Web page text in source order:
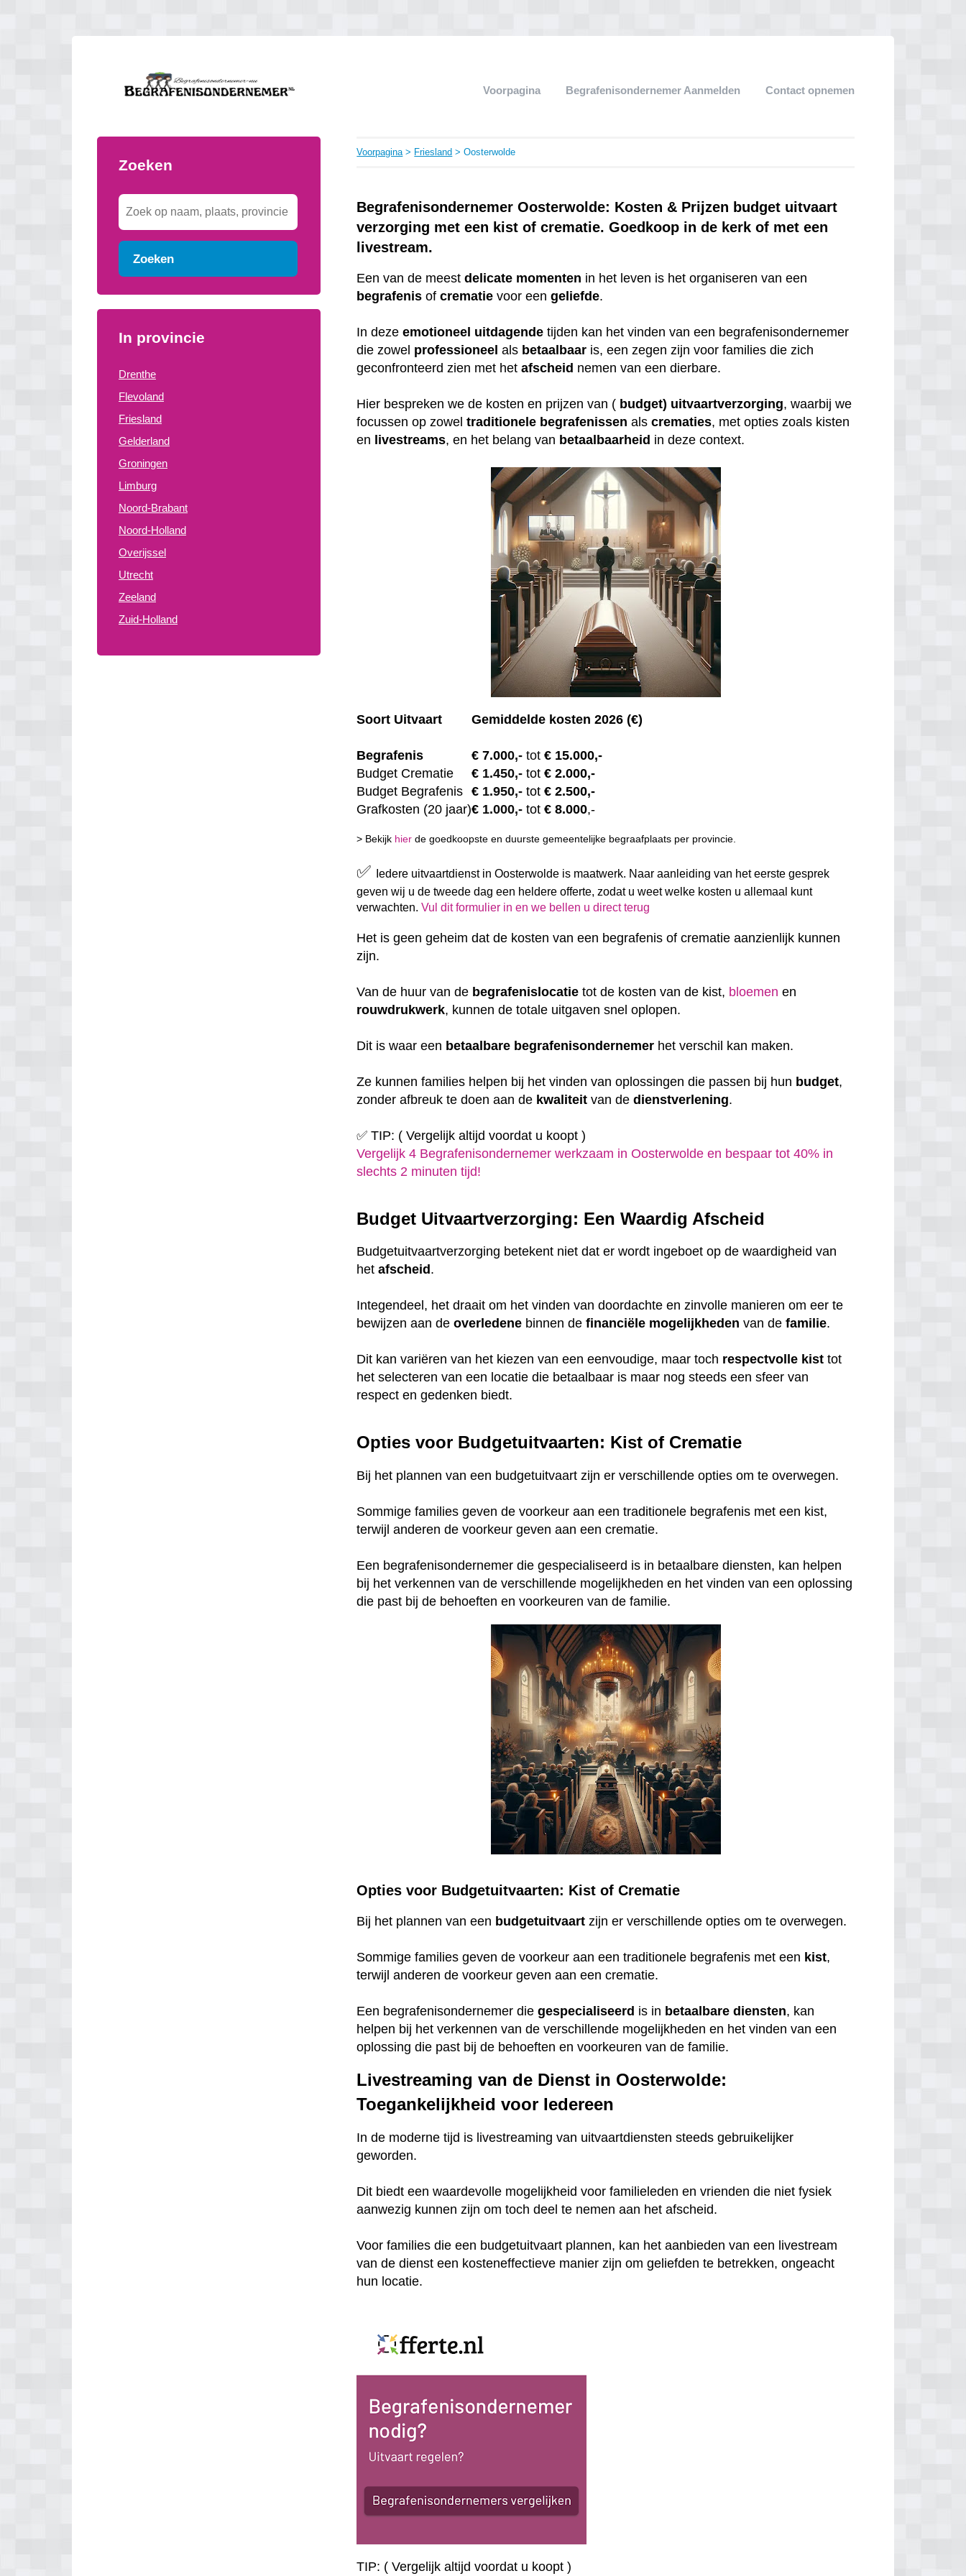
Voorpagina Begrafenisondernemer Aanmelden Contact opnemen
Zoeken
Zoeken
In provincie
Drenthe
Flevoland
Friesland
Gelderland
Groningen
Limburg
Noord-Brabant
Noord-Holland
Overijssel
Utrecht
Zeeland
Zuid-Holland
Voorpagina> Friesland > Oosterwolde
Begrafenisondernemer Oosterwolde: Kosten & Prijzen budget uitvaart
verzorging met een kist of crematie. Goedkoop in de kerk of met een
livestream.
Een van de meestdelicate momenten in het leven is het organiseren van een
begrafenis ofcrematie voor eengeliefde.
In dezeemotioneel uitdagende tijden kan het vinden van een begrafenisondernemer
die zowel professioneel als betaalbaar is, een zegen zijn voor families die zich
geconfronteerd zien met hetafscheid nemen van een dierbare.
Hier bespreken we de kosten en prijzen van ( budget) uitvaartverzorging, waarbij we
focussen op zoweltraditionele begrafenissen alscrematies, met opties zoals kisten
en livestreams, en het belang van betaalbaarheid in deze context.
Soort Uitvaart Gemiddelde kosten 2026 (€)
Begrafenis € 7.000,- tot € 15.000,-
Budget Crematie
€ 1.450,- tot€ 2.000,-
Budget Begrafenis € 1.950,- tot€ 2.500,-
Grafkosten (20 jaar)€ 1.000,- tot€ 8.000,-
> Bekijk hier de goedkoopste en duurste gemeentelijke begraafplaats per provincie.
✅
Iedere uitvaartdienst in Oosterwolde is maatwerk. Naar aanleiding van het eerste gesprek
geven wij u de tweede dag een heldere offerte, zodat u weet welke kosten u allemaal kunt
verwachten.Vul dit formulier in en we bellen u direct terug
Het is geen geheim dat de kosten van een begrafenis of crematie aanzienlijk kunnen
zijn.
Van de huur van de begrafenislocatie tot de kosten van de kist, bloemen en
rouwdrukwerk, kunnen de totale uitgaven snel oplopen.
Dit is waar een betaalbare begrafenisondernemer het verschil kan maken.
Ze kunnen families helpen bij het vinden van oplossingen die passen bij hun budget,
zonder afbreuk te doen aan de kwaliteit van dedienstverlening.
✅ TIP: ( Vergelijk altijd voordat u koopt )
Vergelijk 4 Begrafenisondernemer werkzaam in Oosterwolde en bespaar tot 40% in
slechts 2 minuten tijd!
Budget Uitvaartverzorging: Een Waardig Afscheid
Budgetuitvaartverzorging betekent niet dat er wordt ingeboet op de waardigheid van
hetafscheid .
Integendeel, het draait om het vinden van doordachte en zinvolle manieren om eer te
bewijzen aan deoverledene binnen definanciële mogelijkheden van defamilie.
Dit kan variëren van het kiezen van een eenvoudige, maar toch respectvolle kist tot
het selecteren van een locatie die betaalbaar is maar nog steeds een sfeer van
respect en gedenken biedt.
Opties voor Budgetuitvaarten: Kist of Crematie
Bij het plannen van een budgetuitvaart zijn er verschillende opties om te overwegen.
Sommige families geven de voorkeur aan een traditionele begrafenis met een kist,
terwijl anderen de voorkeur geven aan een crematie.
Een begrafenisondernemer die gespecialiseerd is in betaalbare diensten, kan helpen
bij het verkennen van de verschillende mogelijkheden en het vinden van een oplossing
die past bij de behoeften en voorkeuren van de familie.
Opties voor Budgetuitvaarten: Kist of Crematie
Bij het plannen van een budgetuitvaart zijn er verschillende opties om te overwegen.
Sommige families geven de voorkeur aan een traditionele begrafenis met een kist,
terwijl anderen de voorkeur geven aan een crematie.
Een begrafenisondernemer diegespecialiseerd is in betaalbare diensten, kan
helpen bij het verkennen van de verschillende mogelijkheden en het vinden van een
oplossing die past bij de behoeften en voorkeuren van de familie.
Livestreaming van de Dienst in Oosterwolde:
Toegankelijkheid voor Iedereen
In de moderne tijd is livestreaming van uitvaartdiensten steeds gebruikelijker
geworden.
Dit biedt een waardevolle mogelijkheid voor familieleden en vrienden die niet fysiek
aanwezig kunnen zijn om toch deel te nemen aan het afscheid.
Voor families die een budgetuitvaart plannen, kan het aanbieden van een livestream
van de dienst een kosteneffectieve manier zijn om geliefden te betrekken, ongeacht
hun locatie.
TIP: ( Vergelijk altijd voordat u koopt )